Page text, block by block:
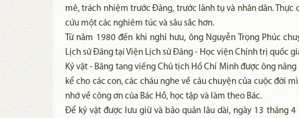
mê, trách nhiệm trước Đảng, trước lãnh tụ và nhân dân.
cứu một các nghiêm túc và sâu sắc hơn.
Từ năm 1980 đến khi nghỉ hưu, ông Nguyễn Trọng Phúc
Lịch sử Đảng tại Viện Lịch sử Đảng - Học viện Chính trị
Kỷ vật - Băng tang viếng Chủ tịch Hồ Chí Minh được ông
kể cho các con, các cháu nghe về câu chuyện của cuộc đời
nhớ về công ơn của Bác Hồ, học tập và làm theo Bác.
Để kỷ vật được lưu giữ và bảo quản lâu dài, ngày 13 tháng